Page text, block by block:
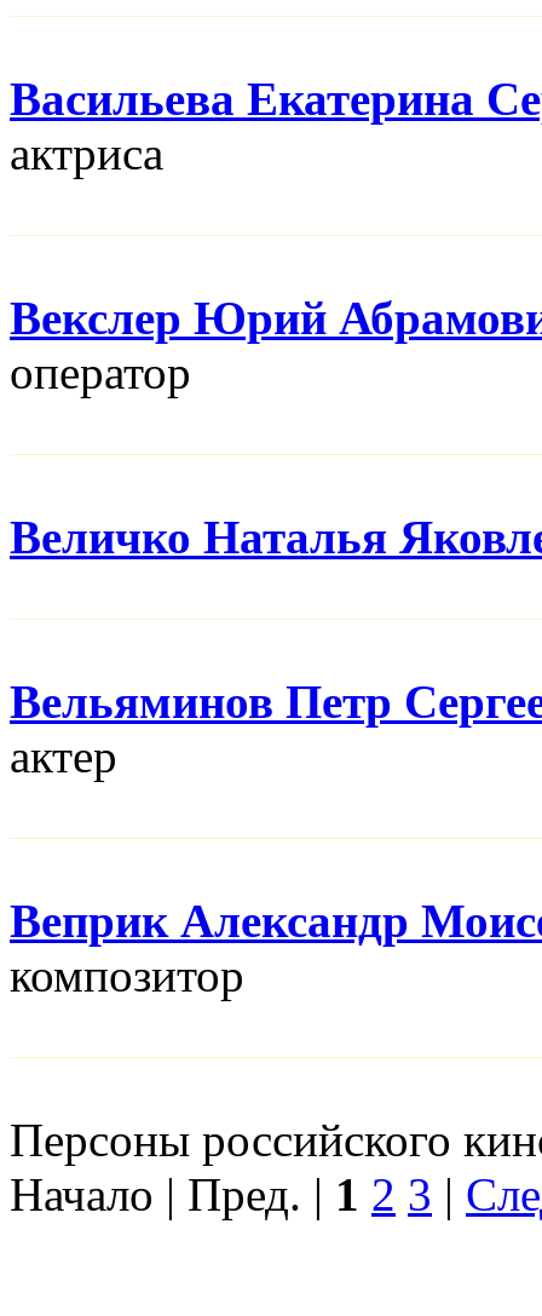
Васильева Екатерина
актриса
Векслер Юрий
оператор
Величко Наталья
Вельяминов Петр
актер
Веприк Александр
композитор
Персоны российского
Начало | Пред. | 1 2 3 |